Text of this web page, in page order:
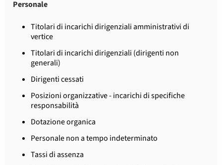
Personale
Titolari di incarichi dirigenziali amministrativi di
vertice
Titolari di incarichi dirigenziali (dirigenti non
generali)
Dirigenti cessati
Posizioni organizzative - incarichi di specifiche
responsabilità
Dotazione organica
Personale non a tempo indeterminato
Tassi di assenza